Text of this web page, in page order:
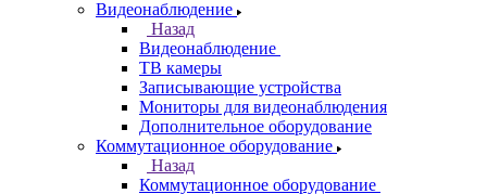
Видеонаблюдение
Назад
Видеонаблюдение
ТВ камеры
Записывающие устройства
Мониторы для видеонаблюдения
Дополнительное оборудование
Коммутационное оборудование
Назад
Коммутационное оборудование